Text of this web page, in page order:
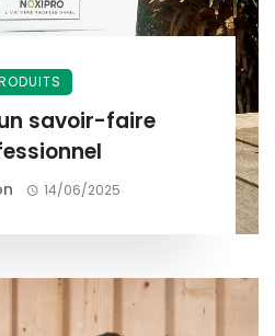
savoir-faire
14/06/2025